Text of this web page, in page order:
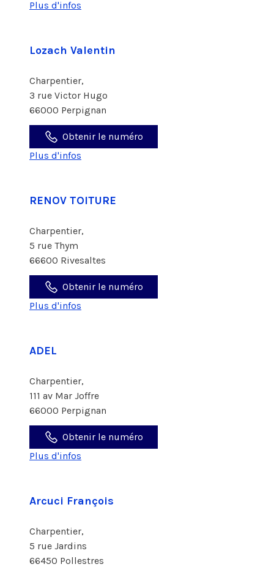
Plus d'infos
Lozach Valentin
Charpentier,
3 rue Victor Hugo
66000 Perpignan
Obtenir le numéro
Plus d'infos
RENOV TOITURE
Charpentier,
5 rue Thym
66600 Rivesaltes
Obtenir le numéro
Plus d'infos
ADEL
Charpentier,
111 av Mar Joffre
66000 Perpignan
Obtenir le numéro
Plus d'infos
Arcuci François
Charpentier,
5 rue Jardins
66450 Pollestres